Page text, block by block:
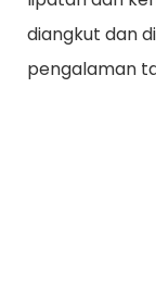
diangkut dan
pengalaman